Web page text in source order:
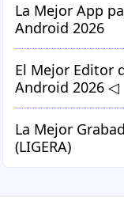
La Mejor App
Android 2026
El Mejor Editor
Android 2026 ◁
La Mejor
(LIGERA)